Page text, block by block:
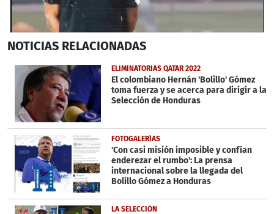
seconds
56
seconds
NOTICIAS RELACIONADAS
ELIMINATORIAS QATAR 2022
El colombiano Hernán 'Bolillo' Gómez
toma fuerza y se acerca para dirigir a la
Selección de Honduras
FOTOGALERÍAS
'Con casi misión imposible y confían
enderezar el rumbo': La prensa
internacional sobre la llegada del
Bolillo Gómez a Honduras
LA SELECCIÓN